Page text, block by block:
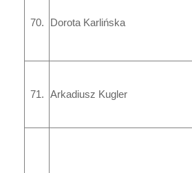
70. Dorota Karlińska
71. Arkadiusz Kugler